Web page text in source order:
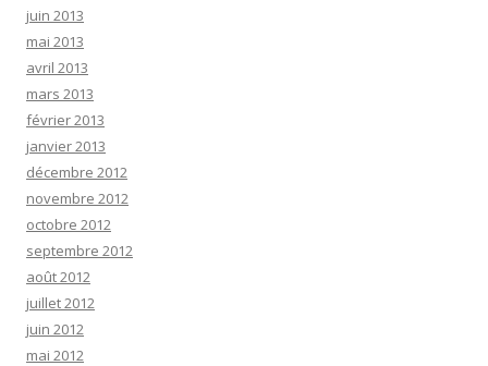
juin 2013
mai 2013
avril 2013
mars 2013
février 2013
janvier 2013
décembre 2012
novembre 2012
octobre 2012
septembre 2012
août 2012
juillet 2012
juin 2012
mai 2012